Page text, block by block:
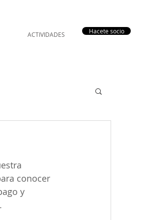
ACTIVIDADES Hacete socio
conocer
y